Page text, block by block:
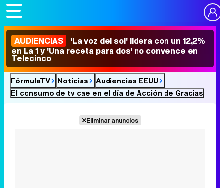
AUDIENCIAS 'La voz del sol' lidera con un 12,2%
en La 1 y 'Una receta para dos' no convence en
Telecinco
FórmulaTV Noticias
Audiencias EEUU
El consumo de tv cae en el día de Acción de Gracias
Eliminar anuncios